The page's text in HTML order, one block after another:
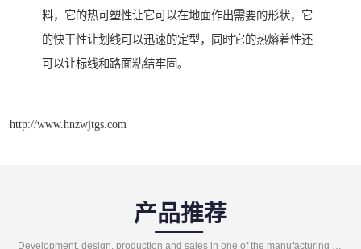
料，它的热可塑性让它可以在地面作出需要的形状，它
的快干性让划线可以迅速的定型，同时它的热熔着性还
可以让标线和路面粘结牢固。
http://www.hnzwjtgs.com
产品推荐